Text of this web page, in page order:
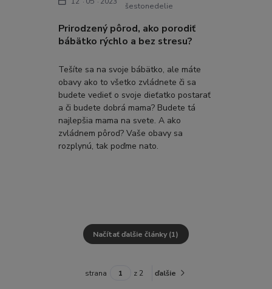
Prirodzený pôrod, ako porodiť
bábätko rýchlo a bez stresu?
šestonedelie
Tešíte sa na svoje bábätko, ale máte
obavy ako to všetko zvládnete či sa
budete vedieť o svoje dieťatko postarať
a či budete dobrá mama? Budete tá
najlepšia mama na svete. A ako
zvládnem pôrod? Vaše obavy sa
rozplynú, tak poďme nato.
Načítať ďalšie články (1)
strana z 2 ďalšie